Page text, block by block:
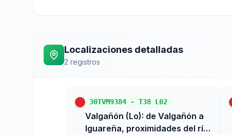
Localizaciones detalladas
2 registros
30TVM9384 - T38 L02
Valgañón (Lo): de Valgañón a
Iguareña, proximidades del río